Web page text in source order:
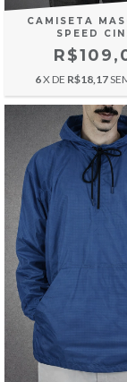
CAMISETA
SPEED
6X DE R$18,17